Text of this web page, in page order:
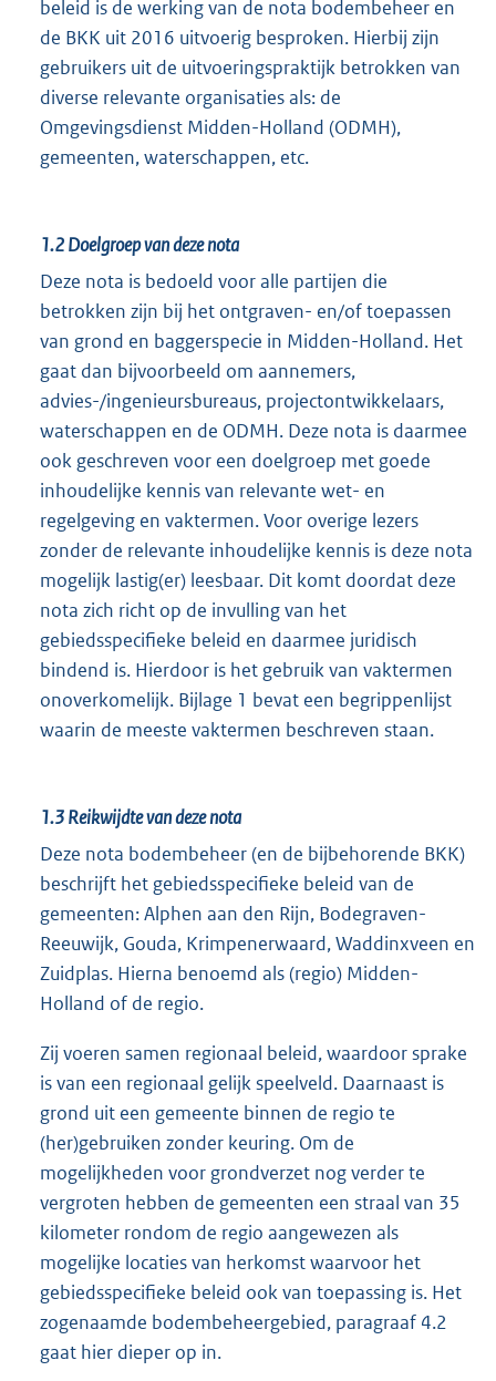
beleid is de werking van de nota bodembeheer en
de BKK uit 2016 uitvoerig besproken. Hierbij zijn
gebruikers uit de uitvoeringspraktijk betrokken van
diverse relevante organisaties als: de
Omgevingsdienst Midden-Holland (ODMH),
gemeenten, waterschappen, etc.
1.2Doelgroep van deze nota
Deze nota is bedoeld voor alle partijen die
betrokken zijn bij het ontgraven- en/of toepassen
van grond en baggerspecie in Midden-Holland. Het
gaat dan bijvoorbeeld om aannemers,
advies-/ingenieursbureaus, projectontwikkelaars,
waterschappen en de ODMH. Deze nota is daarmee
ook geschreven voor een doelgroep met goede
inhoudelijke kennis van relevante wet- en
regelgeving en vaktermen. Voor overige lezers
zonder de relevante inhoudelijke kennis is deze nota
mogelijk lastig(er) leesbaar. Dit komt doordat deze
nota zich richt op de invulling van het
gebiedsspecifieke beleid en daarmee juridisch
bindend is. Hierdoor is het gebruik van vaktermen
onoverkomelijk. Bijlage 1 bevat een begrippenlijst
waarin de meeste vaktermen beschreven staan.
1.3Reikwijdte van deze nota
Deze nota bodembeheer (en de bijbehorende BKK)
beschrijft het gebiedsspecifieke beleid van de
gemeenten: Alphen aan den Rijn, Bodegraven-
Reeuwijk, Gouda, Krimpenerwaard, Waddinxveen en
Zuidplas. Hierna benoemd als (regio) Midden-
Holland of de regio.
Zij voeren samen regionaal beleid, waardoor sprake
is van een regionaal gelijk speelveld. Daarnaast is
grond uit een gemeente binnen de regio te
(her)gebruiken zonder keuring. Om de
mogelijkheden voor grondverzet nog verder te
vergroten hebben de gemeenten een straal van 35
kilometer rondom de regio aangewezen als
mogelijke locaties van herkomst waarvoor het
gebiedsspecifieke beleid ook van toepassing is. Het
zogenaamde bodembeheergebied, paragraaf 4.2
gaat hier dieper op in.